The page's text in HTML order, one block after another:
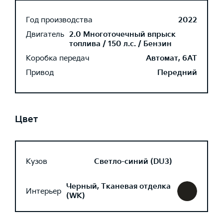
Год производства
2022
Двигатель 2.0 Многоточечный впрыск
топлива / 150 л.с. / Бензин
Коробка передач
Автомат, 6AT
Привод
Передний
Цвет
Кузов Светло-синий (DU3)
Интерьер Черный, Тканевая отделка
(WK)